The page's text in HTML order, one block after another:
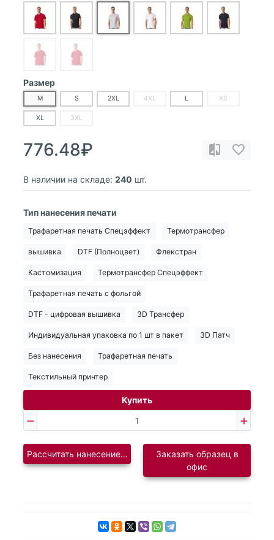
Размер
M S 2XL 4XL L XS
XL 3XL
776.48₽
В наличии на складе: 240 шт.
Тип нанесения печати
Трафаретная печать Спецэффект Термотрансфер
вышивка DTF (Полноцвет) Флекстран
Кастомизация Термотрансфер Спецэффект
Трафаретная печать с фольгой
DTF - цифровая вышивка 3D Трансфер
Индивидуальная упаковка по 1 шт в пакет 3D Патч
Без нанесения Трафаретная печать
Текстильный принтер
Купить
Рассчитать нанесение логотипаЗаказать образец в
офис